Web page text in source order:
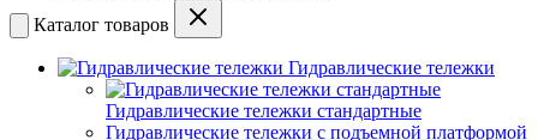
Каталог товаров
Гидравлические тележки
Гидравлические тележки стандартные
Гидравлические тележки с подъемной платформой